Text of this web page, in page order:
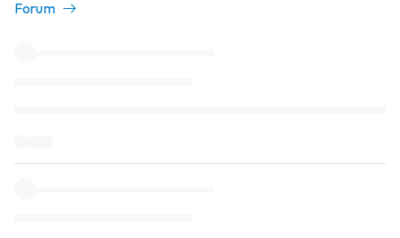
Forum